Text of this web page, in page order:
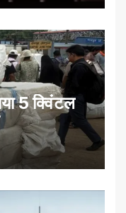
5 क्विंटल